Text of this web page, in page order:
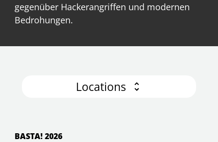
gegenüber Hackerangriffen und modernen
Bedrohungen.
Locations
BASTA! 2026